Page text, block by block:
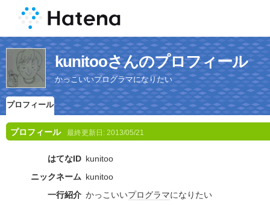
kunitooさんのプロフィール
かっこいいプログラマになりたい
プロフィール
プロフィール 最終更新日: 2013/05/21
はてなID kunitoo
ニックネーム kunitoo
一行紹介 かっこいいプログラマになりたい